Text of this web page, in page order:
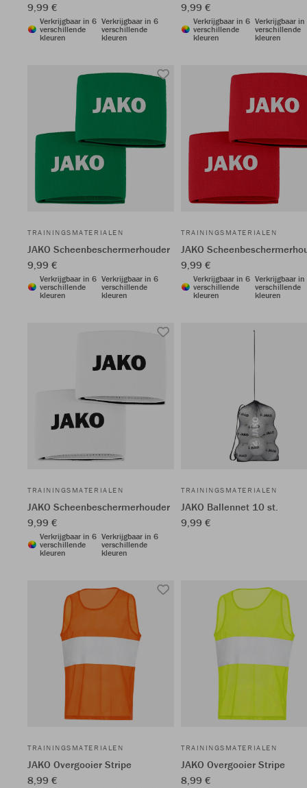
9,99 €
Verkrijgbaar in 6
verschillende
kleuren
Verkrijgbaar in 6
verschillende
kleuren
9,99 €
Verkrijgbaar in 6
verschillende
kleuren
Verkrijgbaar in
verschillende
kleuren
TRAININGSMATERIALEN
JAKO Scheenbeschermerhouder
9,99 €
Verkrijgbaar in 6
verschillende
kleuren
Verkrijgbaar in 6
verschillende
kleuren
TRAININGSMATERIALEN
JAKO
9,99 €
Verkrijgbaar in 6
verschillende
kleuren
Verkrijgbaar in
verschillende
kleuren
TRAININGSMATERIALEN
JAKO Scheenbeschermerhouder
9,99 €
Verkrijgbaar in 6
verschillende
kleuren
Verkrijgbaar in 6
verschillende
kleuren
TRAININGSMATERIALEN
JAKO Ballennet 10 st.
9,99 €
TRAININGSMATERIALEN
JAKO Overgooier Stripe
8,99 €
TRAININGSMATERIALEN
JAKO Overgooier Stripe
8,99 €